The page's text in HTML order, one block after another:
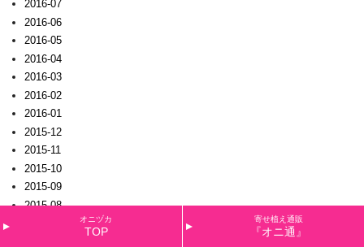
2016-07
2016-06
2016-05
2016-04
2016-03
2016-02
2016-01
2015-12
2015-11
2015-10
2015-09
2015-08
オニヅカ
TOP
寄せ植え通販
『オニ通』